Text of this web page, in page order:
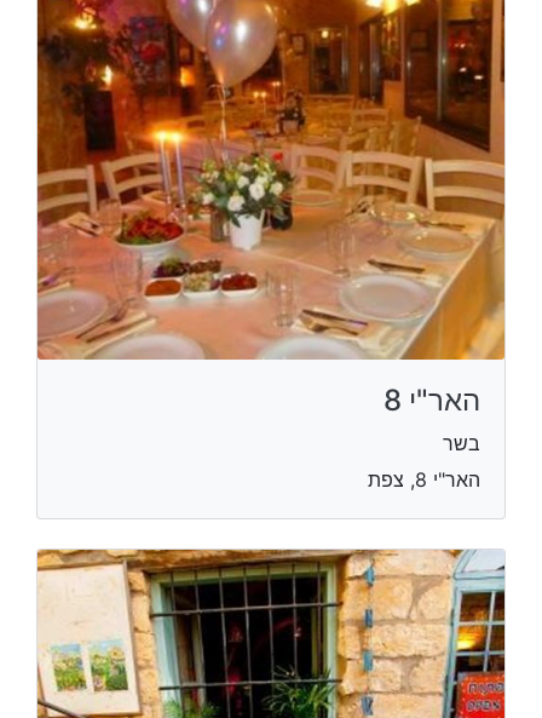
האר"י 8
בשר
האר"י 8, צפת